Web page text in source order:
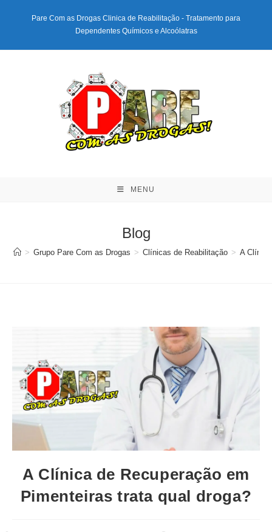
conteúdo
Pare Com as Drogas Clinica de Reabilitação - Tratamento para
Dependentes Químicos e Alcoólatras
MENU
Blog
> Grupo Pare Com as Drogas > Clínicas de Reabilitação > A
A Clínica de Recuperação em
Pimenteiras trata qual droga?